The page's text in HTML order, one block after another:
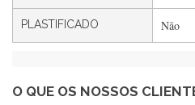
PLASTIFICADO Não
O QUE OS NOSSOS